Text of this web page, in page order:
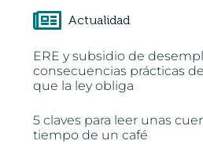
Actualidad
ERE y subsidio de
consecuencias prácticas
que la ley obliga
5 claves para leer unas
tiempo de un café